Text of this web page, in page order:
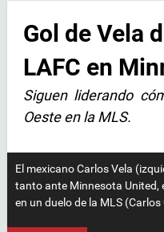
Gol de Vela
LAFC en
Siguen liderando
Oeste en la MLS.
El mexicano Carlos Vela
tanto ante Minnesota United,
en un duelo de la MLS